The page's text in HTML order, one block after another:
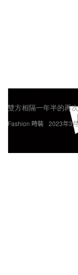
Fashion 時裝
雙方相隔一年半的再
2023年3